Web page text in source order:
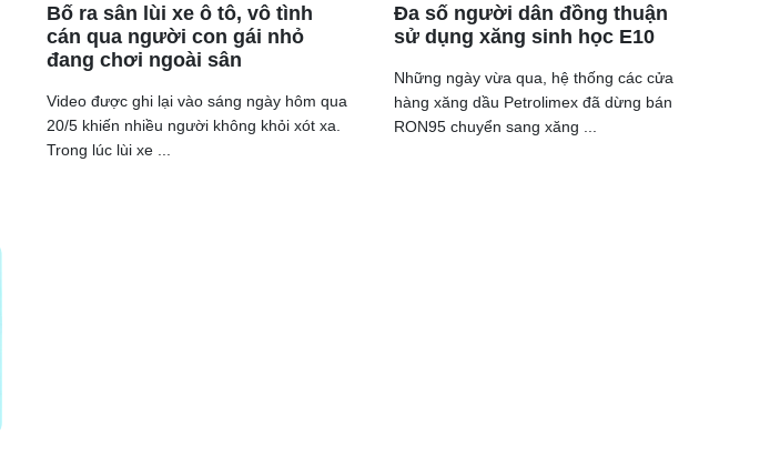
Bố ra sân lùi xe ô tô, vô tình
cán qua người con gái nhỏ
đang chơi ngoài sân
Video được ghi lại vào sáng ngày hôm qua
20/5 khiến nhiều người không khỏi xót xa.
Trong lúc lùi xe ...
Đa số người dân đồng thuận
sử dụng xăng sinh học E10
Những ngày vừa qua, hệ thống các cửa
hàng xăng dầu Petrolimex đã dừng bán
RON95 chuyển sang xăng ...